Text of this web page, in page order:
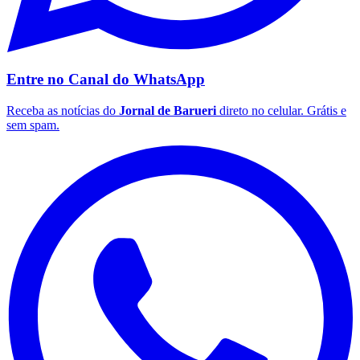
Botafogo
Entre no Canal do WhatsApp
Receba as notícias do Jornal de Barueri direto no celular. Grátis e
sem spam.